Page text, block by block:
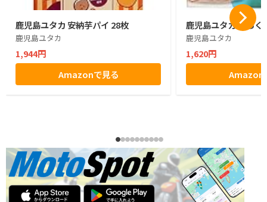
鹿児島ユタカ 安納芋パイ 28枚
鹿児島ユタカ
1,944円
Amazonで見る
鹿児島ユタカ しろく
鹿児島ユタカ
1,620円
Amazon